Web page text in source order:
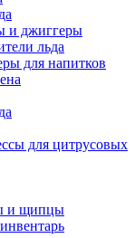
и джиггеры
льда
для напитков
для цитрусовых
и щипцы